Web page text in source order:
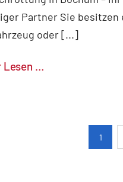
Partner Sie besitzen
oder [...]
Lesen …
1